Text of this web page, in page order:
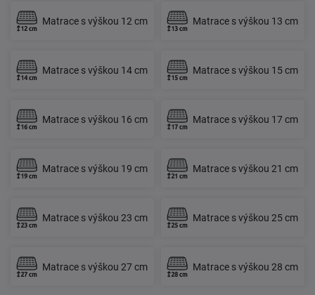
Matrace s výškou 12 cm Matrace s výškou 13 cm
Matrace s výškou 14 cm Matrace s výškou 15 cm
Matrace s výškou 16 cm Matrace s výškou 17 cm
Matrace s výškou 19 cm Matrace s výškou 21 cm
Matrace s výškou 23 cm Matrace s výškou 25 cm
Matrace s výškou 27 cm Matrace s výškou 28 cm